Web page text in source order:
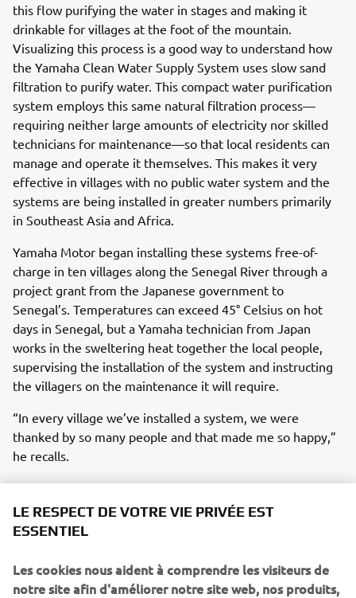
this flow purifying the water in stages and making it
drinkable for villages at the foot of the mountain.
Visualizing this process is a good way to understand how
the Yamaha Clean Water Supply System uses slow sand
filtration to purify water. This compact water purification
system employs this same natural filtration process—
requiring neither large amounts of electricity nor skilled
technicians for maintenance—so that local residents can
manage and operate it themselves. This makes it very
effective in villages with no public water system and the
systems are being installed in greater numbers primarily
in Southeast Asia and Africa.
Yamaha Motor began installing these systems free-of-
charge in ten villages along the Senegal River through a
project grant from the Japanese government to
Senegal’s. Temperatures can exceed 45° Celsius on hot
days in Senegal, but a Yamaha technician from Japan
works in the sweltering heat together the local people,
supervising the installation of the system and instructing
the villagers on the maintenance it will require.
“In every village we’ve installed a system, we were
thanked by so many people and that made me so happy,”
he recalls.
Our camera also returned to Ndiawdoune Nar
Village, where a Yamaha Clean Water Supply System was
installed back in 2012, and we were able to reunite with
he was carrying.
LE RESPECT DE VOTRE VIE PRIVÉE EST
ESSENTIEL
Les cookies nous aident à comprendre les visiteurs de
notre site afin d'améliorer notre site web, nos produits,